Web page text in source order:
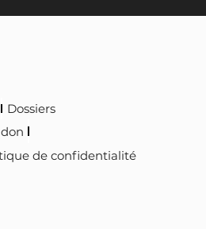
Dossiers
de confidentialité